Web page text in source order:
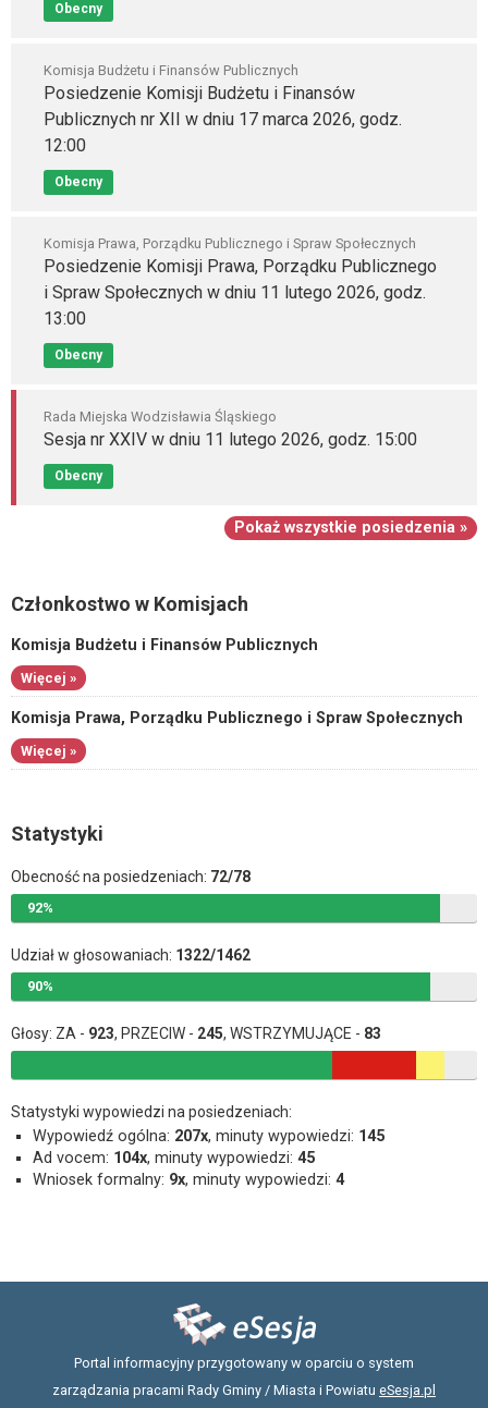
Obecny
Komisja Budżetu i Finansów Publicznych
Posiedzenie Komisji Budżetu i Finansów
Publicznych nr XII w dniu 17 marca 2026, godz.
12:00
Obecny
Komisja Prawa, Porządku Publicznego i Spraw Społecznych
Posiedzenie Komisji Prawa, Porządku Publicznego
i Spraw Społecznych w dniu 11 lutego 2026, godz.
13:00
Obecny
Rada Miejska Wodzisławia Śląskiego
Sesja nr XXIV w dniu 11 lutego 2026, godz. 15:00
Obecny
Pokaż wszystkie posiedzenia »
Członkostwo w Komisjach
Komisja Budżetu i Finansów Publicznych
Więcej »
Komisja Prawa, Porządku Publicznego i Spraw Społecznych
Więcej »
Statystyki
Obecność na posiedzeniach: 72/78
92%
Udział w głosowaniach: 1322/1462
90%
Głosy: ZA - 923, PRZECIW - 245, WSTRZYMUJĄCE - 83
Statystyki wypowiedzi na posiedzeniach:
Wypowiedź ogólna: 207x, minuty wypowiedzi: 145
Ad vocem: 104x, minuty wypowiedzi: 45
Wniosek formalny: 9x, minuty wypowiedzi: 4
Portal informacyjny przygotowany w oparciu o system
zarządzania pracami Rady Gminy / Miasta i Powiatu eSesja.pl